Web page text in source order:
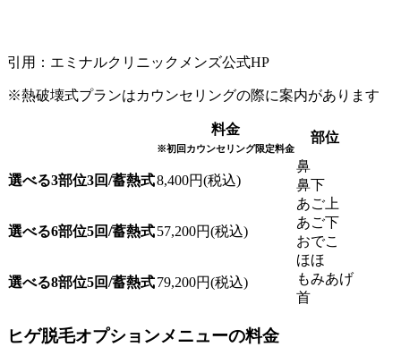
引用：エミナルクリニックメンズ公式HP
※熱破壊式プランはカウンセリングの際に案内があります
料金
※初回カウンセリング限定料金
部位
選べる3部位3回/蓄熱式8,400円(税込)
鼻
鼻下
あご上
あご下
おでこ
ほほ
もみあげ
首
選べる6部位5回/蓄熱式57,200円(税込)
選べる8部位5回/蓄熱式79,200円(税込)
ヒゲ脱毛オプションメニューの料金